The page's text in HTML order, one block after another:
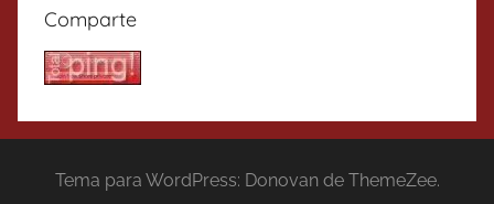
Comparte
Tema para WordPress: Donovan de ThemeZee.